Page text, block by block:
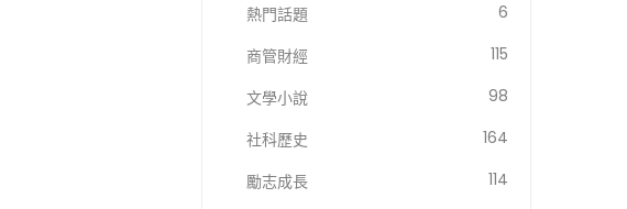
熱門話題
6
商管財經
115
文學小說
98
社科歷史
164
勵志成長
114